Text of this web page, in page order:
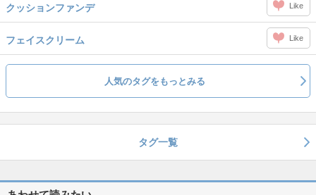
クッションファンデ Like
フェイスクリーム Like
人気のタグをもっとみる
タグ一覧